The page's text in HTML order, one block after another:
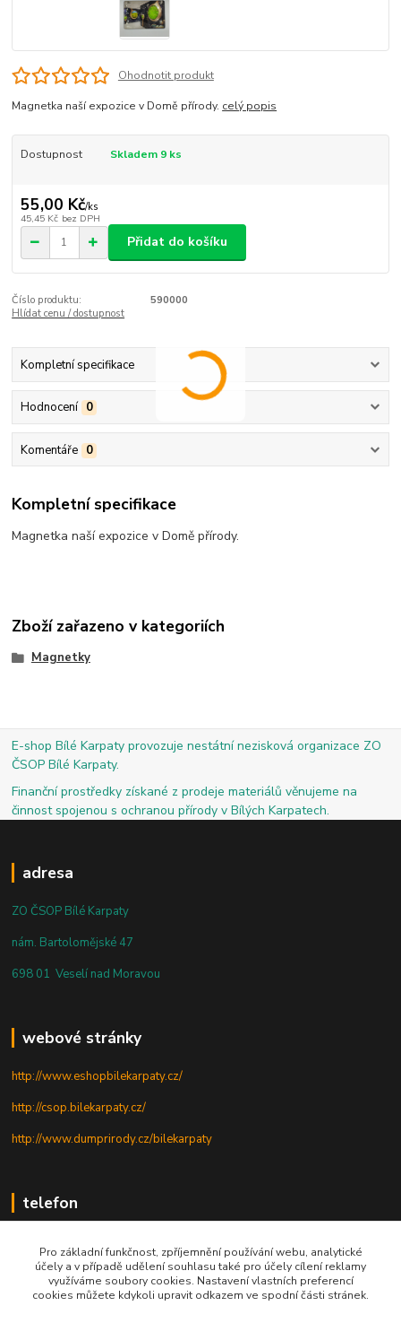
Ohodnotit produkt
Magnetka naší expozice v Domě přírody. celý popis
Dostupnost Skladem 9 ks
55,00 Kč/ks
45,45 Kč bez DPH
Přidat do košíku
Číslo produktu:
590000
Hlídat cenu / dostupnost
Kompletní specifikace
Hodnocení 0
Komentáře 0
Kompletní specifikace
Magnetka naší expozice v Domě přírody.
Zboží zařazeno v kategoriích
Magnetky
E-shop Bílé Karpaty provozuje nestátní nezisková organizace ZO
ČSOP Bílé Karpaty.
Finanční prostředky získané z prodeje materiálů věnujeme na
činnost spojenou s ochranou přírody v Bílých Karpatech.
adresa
ZO ČSOP Bílé Karpaty
nám. Bartolomějské 47
698 01 Veselí nad Moravou
webové stránky
http://www.eshopbilekarpaty.cz/
http://csop.bilekarpaty.cz/
http://www.dumprirody.cz/bilekarpaty
telefon
+420 727 880 789
PO - PÁ: 9 - 17
Pro základní funkčnost, zpříjemnění používání webu, analytické
účely a v případě udělení souhlasu také pro účely cílení reklamy
využíváme soubory cookies. Nastavení vlastních preferencí
cookies můžete kdykoli upravit odkazem ve spodní části stránek.